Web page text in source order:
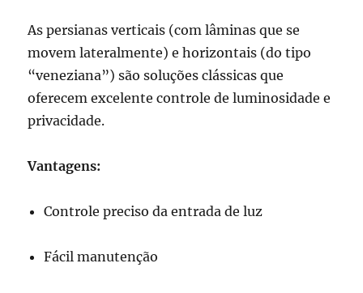
As persianas verticais (com lâminas que se
movem lateralmente) e horizontais (do tipo
“veneziana”) são soluções clássicas que
oferecem excelente controle de luminosidade e
privacidade.
Vantagens:
Controle preciso da entrada de luz
Fácil manutenção